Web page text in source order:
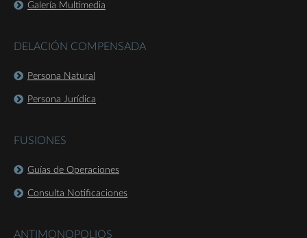
Galería Multimedia
DELACIÓN COMPENSADA
Persona Natural
Persona Jurídica
FUSIONES
Guías de Operaciones
Consulta Notificaciones
ANTIMONOPOLIOS